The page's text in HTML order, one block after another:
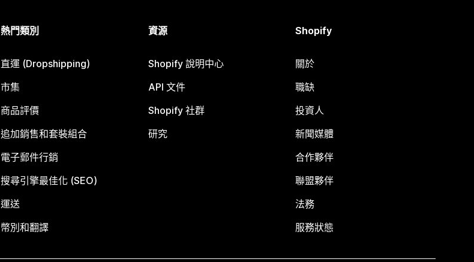
熱門類別
直運 (Dropshipping)
市集
商品評價
追加銷售和套裝組合
電子郵件行銷
搜尋引擎最佳化 (SEO)
運送
幣別和翻譯
資源
Shopify 說明中心
API 文件
Shopify 社群
研究
Shopify
關於
職缺
投資人
新聞媒體
合作夥伴
聯盟夥伴
法務
服務狀態